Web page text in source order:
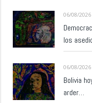
06/08/2026
los
06/08/2026
Bolivia
arder…